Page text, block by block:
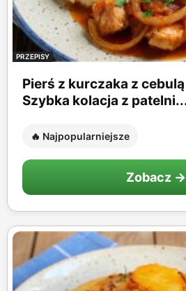
PRZEPISY
Pierś z kurczaka z
Szybka kolacja z
🔥 Najpopularniejsze
Zobacz →